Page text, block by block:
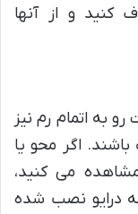
کنید و از آنها
به اتمام رم نیز
اگر محو یا
می کنید،
درایو نصب شده